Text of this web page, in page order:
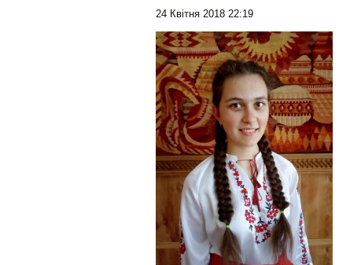
24 Квітня 2018 22:19